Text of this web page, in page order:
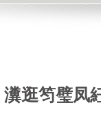
瀵逛笉璧凤